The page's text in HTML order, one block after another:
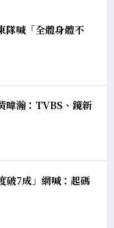
隊喊「全體身體不
暐瀚：TVBS、鏡新
破7成」網喊：起碼